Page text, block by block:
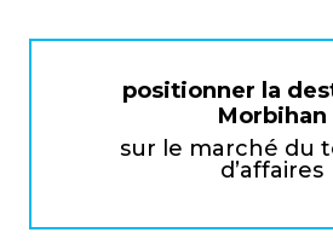
positionner la
Morbihan
sur le marché du
d’affaires